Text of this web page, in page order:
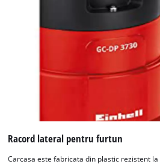
Powered by
Racord lateral pentru furtun
Carcasa este fabricata din plastic rezistent